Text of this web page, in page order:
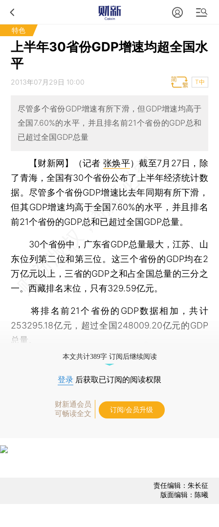
特色
上半年30省份GDP增速均超全国水
平
2013年07月29日 10:00 T中
尽管多个省份GDP增速有所下滑，但GDP增速均高于
全国7.60%的水平，并且排名前21个省份的GDP总和
已超过全国GDP总量
【财新网】（记者 张焕平）截至7月27日，除
了青海，全国有30个省份公布了上半年经济统计数
据。尽管多个省份GDP增速比去年同期有所下滑，
但其GDP增速均高于全国7.60%的水平，并且排名
前21个省份的GDP总和已超过全国GDP总量。
30个省份中，广东省GDP总量最大，江苏、山
东位列第二位和第三位。这三个省份的GDP均在2
万亿元以上，三省的GDP之和占全国总量的三分之
一。西藏排名末位，只有329.59亿元。
将排名前21个省份的GDP数据相加，共计
253295.18亿元，超过全国248009.20亿元的GDP
总量。
本文共计389字 订阅后继续阅读
登录 后获取已订阅的阅读权限
财新通会员
可畅读全文
订阅/会员升级
责任编辑：朱长征
版面编辑：陈曦